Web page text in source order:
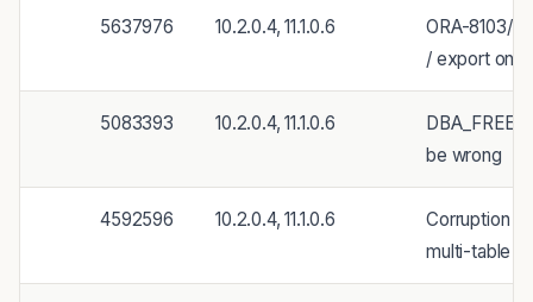
5637976 10.2.0.4, 11.1.0.6
ORA-8103/
/ export on
5083393 10.2.0.4, 11.1.0.6
be wrong
4592596 10.2.0.4, 11.1.0.6
Corruption
multi-table